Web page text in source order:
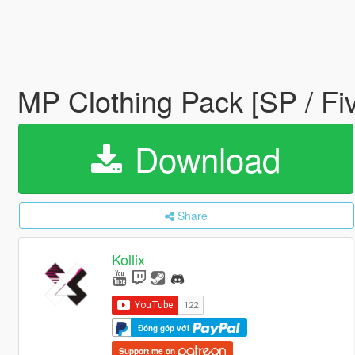
MP Clothing Pack [SP /
Download
Share
Kollix
Đóng góp với
Support me on